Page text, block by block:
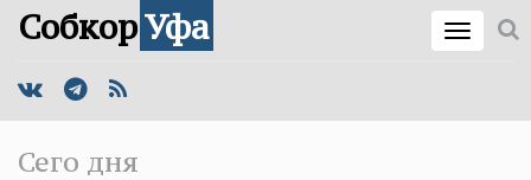
СобкорУфа
Сего дня